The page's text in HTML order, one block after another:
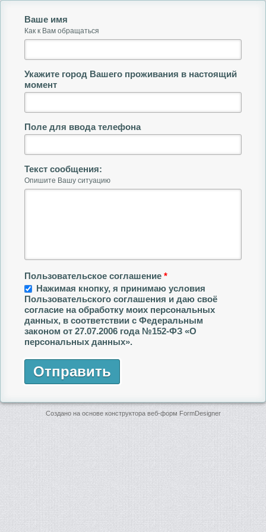
Ваше имя
Как к Вам обращаться
Укажите город Вашего проживания в настоящий
момент
Поле для ввода телефона
Текст сообщения:
Опишите Вашу ситуацию
Пользовательское соглашение *
Нажимая кнопку, я принимаю условия
Пользовательского соглашения и даю своё
согласие на обработку моих персональных
данных, в соответствии с Федеральным
законом от 27.07.2006 года №152-ФЗ «О
персональных данных».
Отправить
Создано на основе конструктора веб-форм FormDesigner